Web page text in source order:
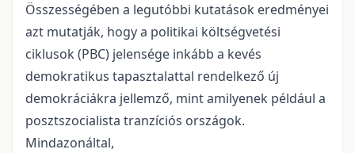
Összességében a legutóbbi kutatások eredményei
azt mutatják, hogy a politikai költségvetési
ciklusok (PBC) jelensége inkább a kevés
demokratikus tapasztalattal rendelkező új
demokráciákra jellemző, mint amilyenek például a
posztszocialista tranzíciós országok.
Mindazonáltal,